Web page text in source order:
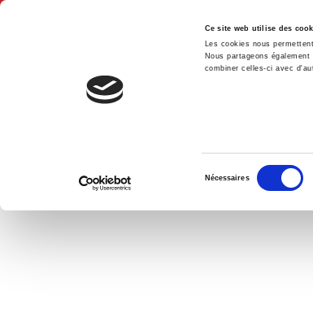
Ce site web utilise des
Les cookies nous
Nous partageons
combiner celles-ci avec
consentement
Nécessaires
SHOPPING CART